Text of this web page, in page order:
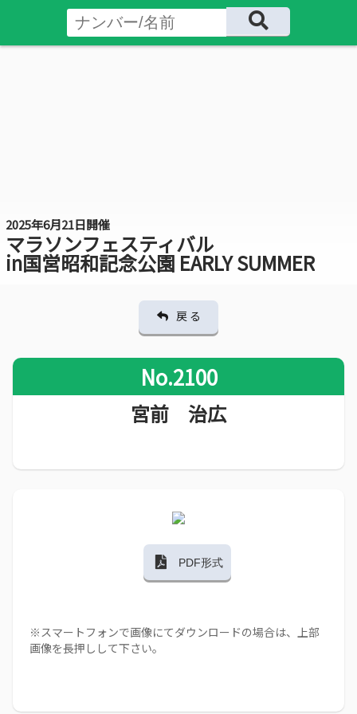
2025年6月21日開催
マラソンフェスティバル
in国営昭和記念公園 EARLY SUMMER
戻 る
No.2100
宮前 治広
PDF形式
※スマートフォンで画像にてダウンロードの場合は、上部
画像を長押しして下さい。